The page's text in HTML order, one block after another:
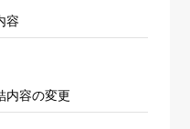
容
内容の変更